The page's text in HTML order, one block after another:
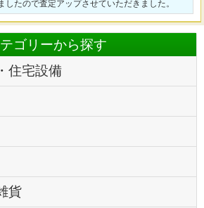
したので査定アップさせていただきました。
ゴリーから探す
住宅設備
貨